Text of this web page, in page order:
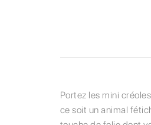
Portez les mini
ce soit un animal